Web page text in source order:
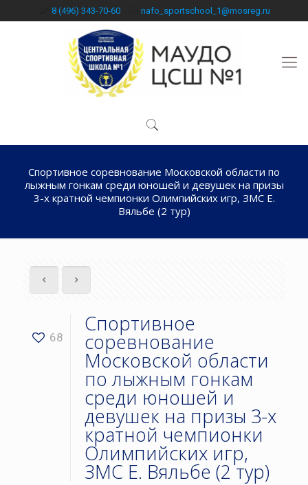
8 (496) 343-70-60 nafo_sportschool_1@mosreg.ru
Спортивное соревнование Московской области по
лыжным гонкам среди юношей и девушек на призы
3-х кратной чемпионки Олимпийских игр, ЗМС Е.
Вяльбе (2 тур)
68
Спортивное
соревнование
Московской области
по лыжным гонкам
среди юношей и
девушек на призы 3-х
кратной чемпионки
Олимпийских игр,
ЗМС Е. Вяльбе (2 тур)